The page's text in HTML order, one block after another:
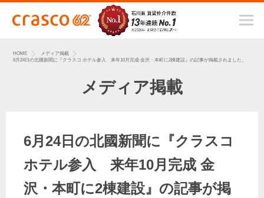
HOME
メディア掲載
6月24日の北國新聞に『クラスコ ホテル参入 来年10月完成 金沢・本町に2棟建設』の記事が掲載されました。
メディア掲載
6月24日の北國新聞に『クラスコ
ホテル参入 来年10月完成 金
沢・本町に2棟建設』の記事が掲